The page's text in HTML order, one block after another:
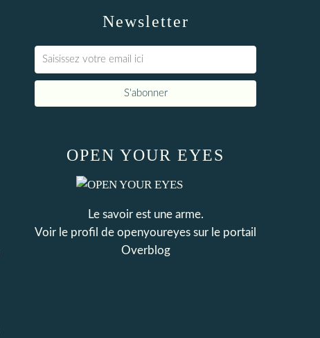
Newsletter
OPEN YOUR EYES
Le savoir est une arme.
Voir le profil de openyoureyes sur le portail
Overblog